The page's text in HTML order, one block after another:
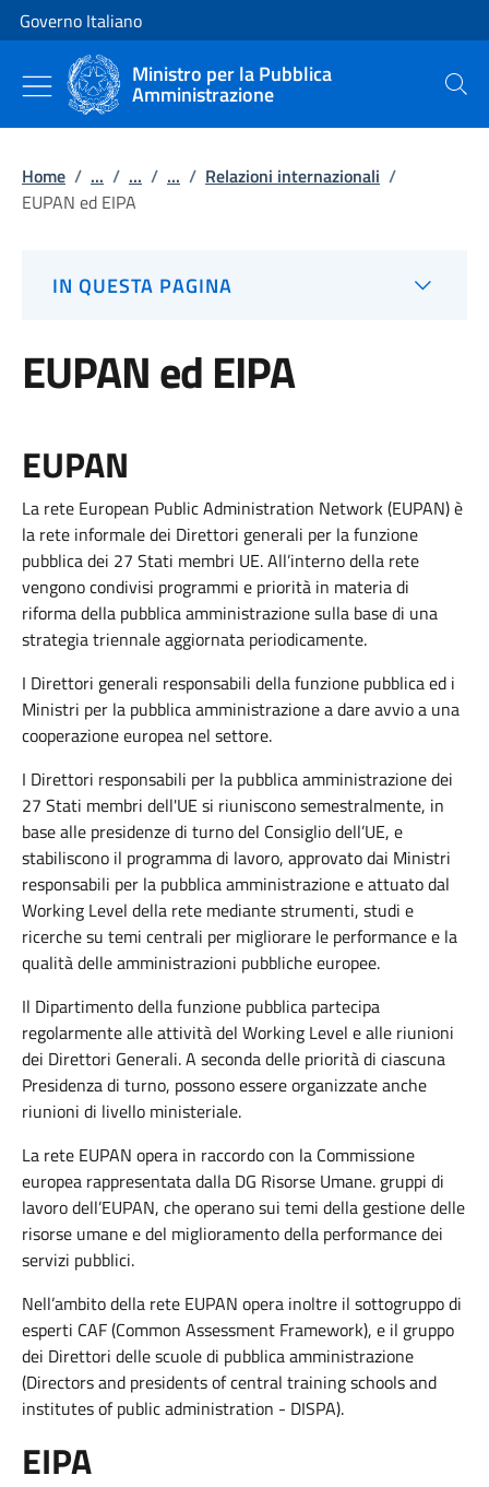
Vai al contenuto
Vai alla navigazione del sito
Governo Italiano
Ministro per la Pubblica
Amministrazione Cerca
Home / ... / ... / ... / Relazioni internazionali /
EUPAN ed EIPA
IN QUESTA PAGINA
EUPAN ed EIPA
EUPAN
La rete European Public Administration Network (EUPAN) è
la rete informale dei Direttori generali per la funzione
pubblica dei 27 Stati membri UE. All’interno della rete
vengono condivisi programmi e priorità in materia di
riforma della pubblica amministrazione sulla base di una
strategia triennale aggiornata periodicamente.
I Direttori generali responsabili della funzione pubblica ed i
Ministri per la pubblica amministrazione a dare avvio a una
cooperazione europea nel settore.
I Direttori responsabili per la pubblica amministrazione dei
27 Stati membri dell'UE si riuniscono semestralmente, in
base alle presidenze di turno del Consiglio dell’UE, e
stabiliscono il programma di lavoro, approvato dai Ministri
responsabili per la pubblica amministrazione e attuato dal
Working Level della rete mediante strumenti, studi e
ricerche su temi centrali per migliorare le performance e la
qualità delle amministrazioni pubbliche europee.
Il Dipartimento della funzione pubblica partecipa
regolarmente alle attività del Working Level e alle riunioni
dei Direttori Generali. A seconda delle priorità di ciascuna
Presidenza di turno, possono essere organizzate anche
riunioni di livello ministeriale.
La rete EUPAN opera in raccordo con la Commissione
europea rappresentata dalla DG Risorse Umane. gruppi di
lavoro dell’EUPAN, che operano sui temi della gestione delle
risorse umane e del miglioramento della performance dei
servizi pubblici.
Nell’ambito della rete EUPAN opera inoltre il sottogruppo di
esperti CAF (Common Assessment Framework), e il gruppo
dei Direttori delle scuole di pubblica amministrazione
(Directors and presidents of central training schools and
institutes of public administration - DISPA).
EIPA